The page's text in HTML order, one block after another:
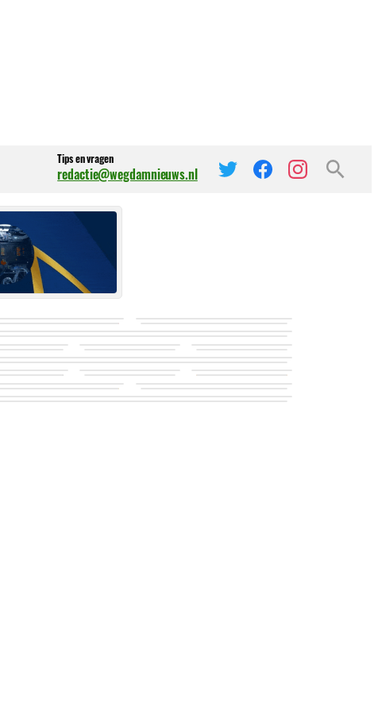
Tips en vragen
redactie@wegdamnieuws.nl